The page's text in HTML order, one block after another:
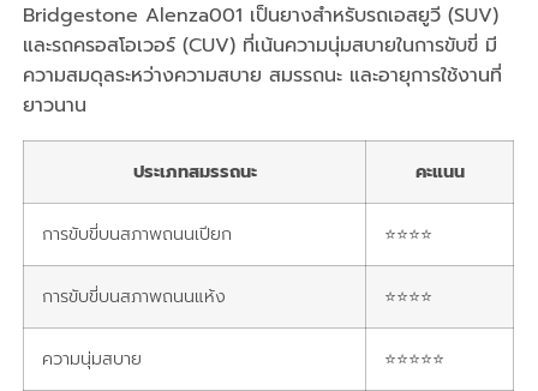
Bridgestone Alenza001 เป็นยางสำหรับรถเอสยูวี (SUV)
และรถครอสโอเวอร์ (CUV) ที่เน้นความนุ่มสบายในการขับขี่ มี
ความสมดุลระหว่างความสบาย สมรรถนะ และอายุการใช้งานที่
ยาวนาน
ประเภทสมรรถนะ คะแนน
การขับขี่บนสภาพถนนเปียก ⭐⭐⭐⭐
การขับขี่บนสภาพถนนแห้ง ⭐⭐⭐⭐
ความนุ่มสบาย ⭐⭐⭐⭐⭐